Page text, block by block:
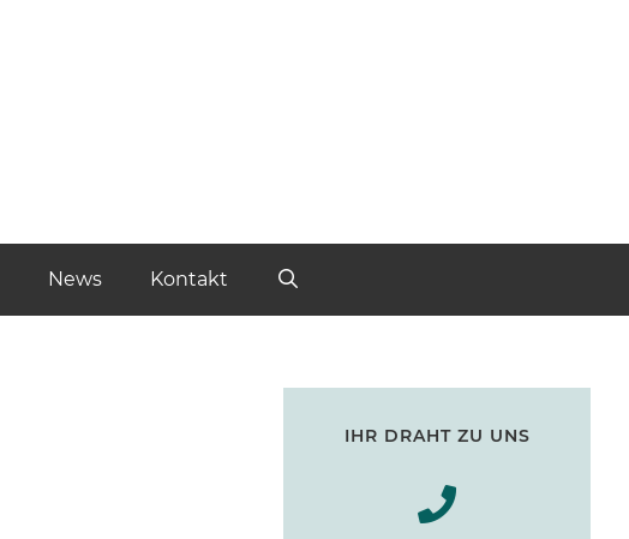
News Kontakt
IHR DRAHT ZU UNS